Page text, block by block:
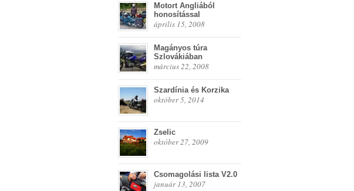
Motort Angliából
honosítással
április 15, 2008
Magányos túra
Szlovákiában
március 22, 2008
Szardínia és Korzika
október 5, 2014
Zselic
október 27, 2009
Csomagolási lista V2.0
január 13, 2007